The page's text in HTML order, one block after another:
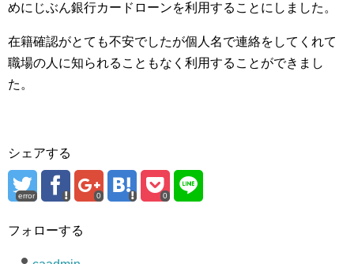
めにじぶん銀行カードローンを利用することにしました。
在籍確認がとても不安でしたが個人名で連絡をしてくれて
職場の人に知られることもなく利用することができまし
た。
シェアする
error 0 0
フォローする